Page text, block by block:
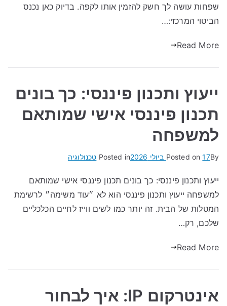
שפחות עושה לך חשק להזמין אותו לקפה. בדיוק כאן נכנס
הביטוי המרכזי:…
Read More
ייעוץ ותכנון פיננסי: כך בונים
תכנון פיננסי אישי שמותאם
למשפחה
By
Posted on17 ביולי 2026 Posted in טכנולוגיה
ייעוץ ותכנון פיננסי: כך בונים תכנון פיננסי אישי שמותאם
למשפחה ייעוץ ותכנון פיננסי הוא לא ״עוד משימה״ לרשימת
המטלות של הבית. זה יותר כמו לשים ווייז לחיים הכלכליים
שלכם, רק…
Read More
אינטרקום IP: איך לבחור